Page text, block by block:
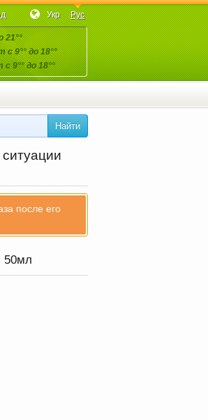
21°°
с 9°° до 18°°
9°° до 18°°
Укр Рус
Найти
после его
50мл